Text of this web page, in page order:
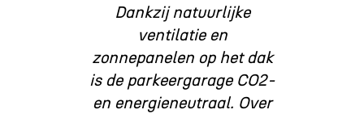
Dankzij natuurlijke
ventilatie en
zonnepanelen op het dak
is de parkeergarage CO2-
en energieneutraal. Over